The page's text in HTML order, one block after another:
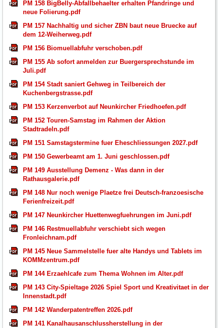
PM 158 BigBelly-Abfallbehaelter erhalten Pfandringe und
neue Folierung.pdf
PM 157 Nachhaltig und sicher ZBN baut neue Bruecke auf
dem 12-Weiherweg.pdf
PM 156 Biomuellabfuhr verschoben.pdf
PM 155 Ab sofort anmelden zur Buergersprechstunde im
Juli.pdf
PM 154 Stadt saniert Gehweg in Teilbereich der
Kuchenbergstrasse.pdf
PM 153 Kerzenverbot auf Neunkircher Friedhoefen.pdf
PM 152 Touren-Samstag im Rahmen der Aktion
Stadtradeln.pdf
PM 151 Samstagstermine fuer Eheschliessungen 2027.pdf
PM 150 Gewerbeamt am 1. Juni geschlossen.pdf
PM 149 Ausstellung Demenz - Was dann in der
Rathausgalerie.pdf
PM 148 Nur noch wenige Plaetze frei Deutsch-franzoesische
Ferienfreizeit.pdf
PM 147 Neunkircher Huettenwegfuehrungen im Juni.pdf
PM 146 Restmuellabfuhr verschiebt sich wegen
Fronleichnam.pdf
PM 145 Neue Sammelstelle fuer alte Handys und Tablets im
KOMMzentrum.pdf
PM 144 Erzaehlcafe zum Thema Wohnen im Alter.pdf
PM 143 City-Spieltage 2026 Spiel Sport und Kreativitaet in der
Innenstadt.pdf
PM 142 Wanderpatentreffen 2026.pdf
PM 141 Kanalhausanschlussherstellung in der